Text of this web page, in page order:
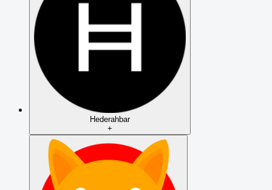
Hederahbar
+